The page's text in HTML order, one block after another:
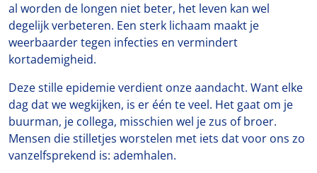
al worden de longen niet beter, het leven kan wel
degelijk verbeteren. Een sterk lichaam maakt je
weerbaarder tegen infecties en vermindert
kortademigheid.
Deze stille epidemie verdient onze aandacht. Want elke
dag dat we wegkijken, is er één te veel. Het gaat om je
buurman, je collega, misschien wel je zus of broer.
Mensen die stilletjes worstelen met iets dat voor ons zo
vanzelfsprekend is: ademhalen.